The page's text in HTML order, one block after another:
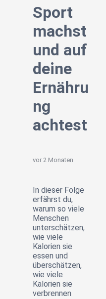
Sport
machst
und auf
deine
Ernähru
ng
achtest
vor 2 Monaten
In dieser Folge
erfährst du,
warum so viele
Menschen
unterschätzen,
wie viele
Kalorien sie
essen und
überschätzen,
wie viele
Kalorien sie
verbrennen